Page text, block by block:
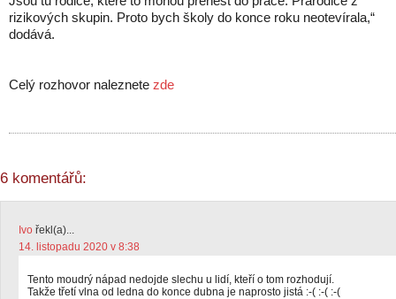
rizikových skupin. Proto bych školy do konce roku neotevírala,“
dodává.
Celý rozhovor naleznete zde
6 komentářů:
Ivo řekl(a)...
14. listopadu 2020 v 8:38
Tento moudrý nápad nedojde slechu u lidí, kteří o tom rozhodují.
Takže třetí vlna od ledna do konce dubna je naprosto jistá :-( :-( :-(